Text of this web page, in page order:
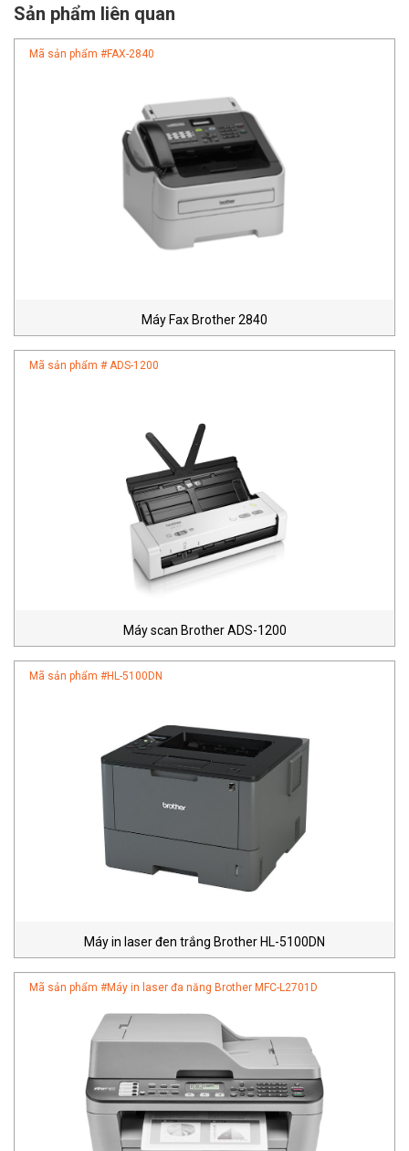
Sản phẩm liên quan
Mã sản phẩm #FAX-2840
Máy Fax Brother 2840
Mã sản phẩm #ADS-1200
Máy scan Brother ADS-1200
Mã sản phẩm #HL-5100DN
Máy in laser đen trắng Brother HL-5100DN
Mã sản phẩm #Máy in laser đa năng Brother MFC-L2701D